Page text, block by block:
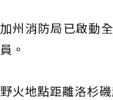
加州消防局已啟動
員。
野火地點距離洛杉